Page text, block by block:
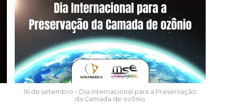
16 de setembro – Dia Internacional para a Preservação
da Camada de ozônio